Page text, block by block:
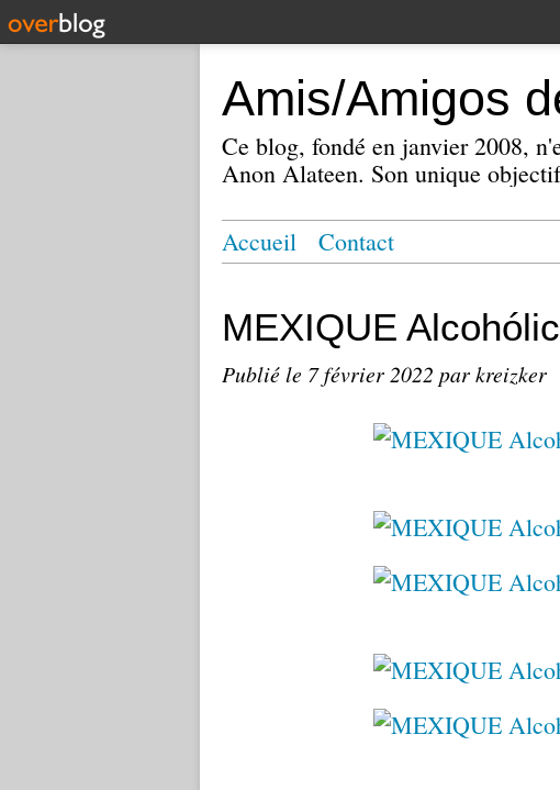
Amis/Amigos
Ce blog, fondé en janvier 2008,
Anon Alateen. Son unique
Accueil Contact
MEXIQUE
Publié le 7 février 2022 par kreizker